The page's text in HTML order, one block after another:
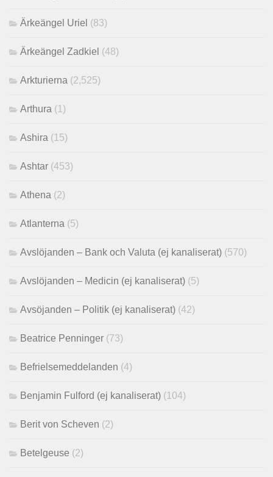
Ärkeängel Uriel (83)
Ärkeängel Zadkiel (48)
Arkturierna (2,525)
Arthura (1)
Ashira (15)
Ashtar (453)
Athena (2)
Atlanterna (5)
Avslöjanden – Bank och Valuta (ej kanaliserat) (570)
Avslöjanden – Medicin (ej kanaliserat) (5)
Avsöjanden – Politik (ej kanaliserat) (42)
Beatrice Penninger (73)
Befrielsemeddelanden (4)
Benjamin Fulford (ej kanaliserat) (104)
Berit von Scheven (2)
Betelgeuse (2)